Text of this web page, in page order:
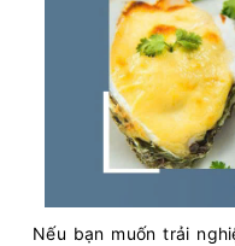
Nếu bạn muốn trải